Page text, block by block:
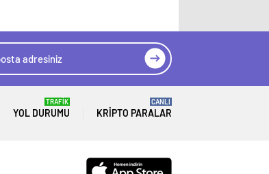
YOL DURUMU
TRAFİK
KRIPTO PARALAR
CANLI